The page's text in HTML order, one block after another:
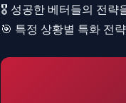
🎖️ 성공한 베터들의 전략
🎯 특정 상황별 특화 전